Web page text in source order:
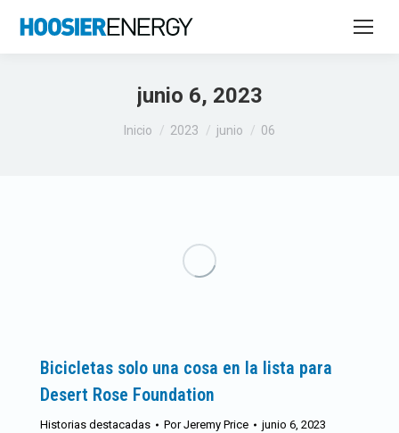
junio 6, 2023
Estás aquí:
Inicio 2023 junio 06
Bicicletas solo una cosa en la lista para
Desert Rose Foundation
Historias destacadas PorJeremy Price junio 6, 2023